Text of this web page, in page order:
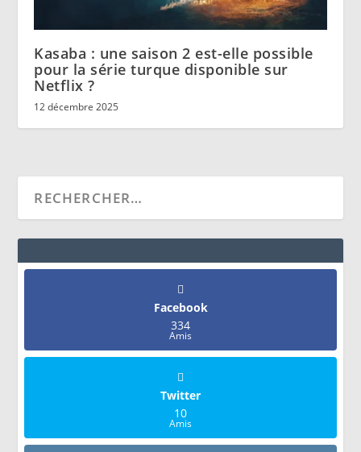
Kasaba : une saison 2 est-elle possible
pour la série turque disponible sur
Netflix ?
12 décembre 2025
Facebook
334
Amis
Twitter
10
Amis